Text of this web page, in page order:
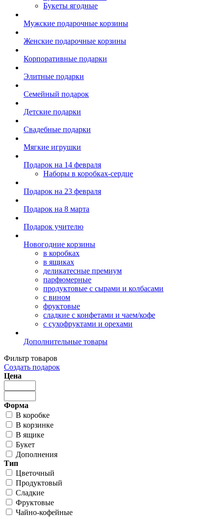
Букеты ягодные
Мужские подарочные корзины
Женские подарочные корзины
Корпоративные подарки
Элитные подарки
Семейный подарок
Детские подарки
Свадебные подарки
Мягкие игрушки
Подарок на 14 февраля
Наборы в коробках-сердце
Подарок на 23 февраля
Подарок на 8 марта
Подарок учителю
Новогодние корзины
в коробках
в ящиках
деликатесные премиум
парфюмерные
продуктовые с сырами и колбасами
с вином
фруктовые
сладкие с конфетами и чаем/кофе
с сухофруктами и орехами
Дополнительные товары
Фильтр товаров
Создать подарок
Цена
Форма
В коробке
В корзинке
В ящике
Букет
Дополнения
Тип
Цветочный
Продуктовый
Сладкие
Фруктовые
Чайно-кофейные